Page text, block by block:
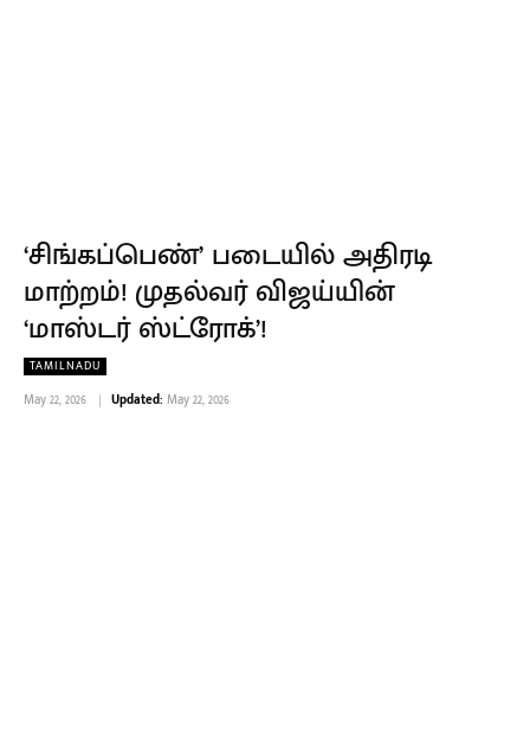
‘சிங்கப்பெண்’ படையில் அதிரடி
மாற்றம்! முதல்வர் விஜய்யின்
‘மாஸ்டர் ஸ்ட்ரோக்’!
TAMILNADU
May 22, 2026 Updated: May 22, 2026